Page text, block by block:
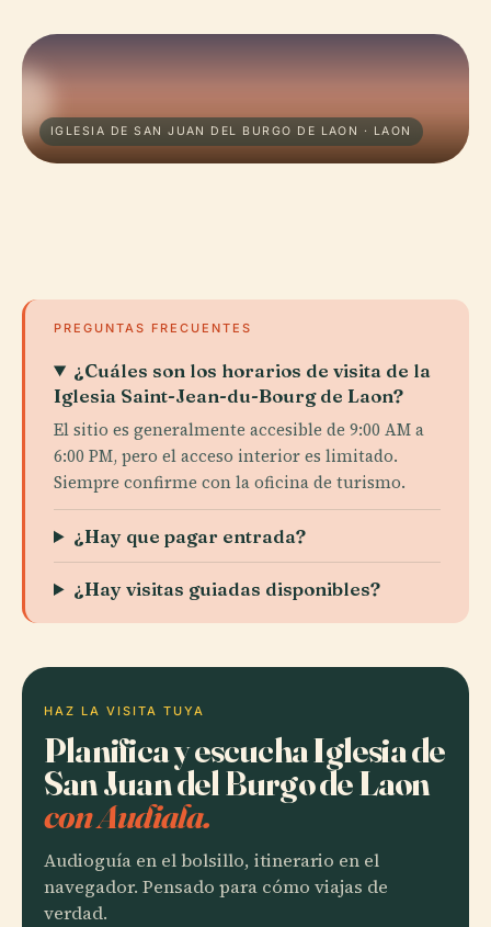
IGLESIA DE SAN JUAN DEL BURGO DE LAON · LAON
PREGUNTAS FRECUENTES
¿Cuáles son los horarios de visita de la
Iglesia Saint-Jean-du-Bourg de Laon?
El sitio es generalmente accesible de 9:00 AM a
6:00 PM, pero el acceso interior es limitado.
Siempre confirme con la oficina de turismo.
¿Hay que pagar entrada?
¿Hay visitas guiadas disponibles?
HAZ LA VISITA TUYA
Planifica y escucha Iglesia de
San Juan del Burgo de Laon
con Audiala.
Audioguía en el bolsillo, itinerario en el
navegador. Pensado para cómo viajas de
verdad.